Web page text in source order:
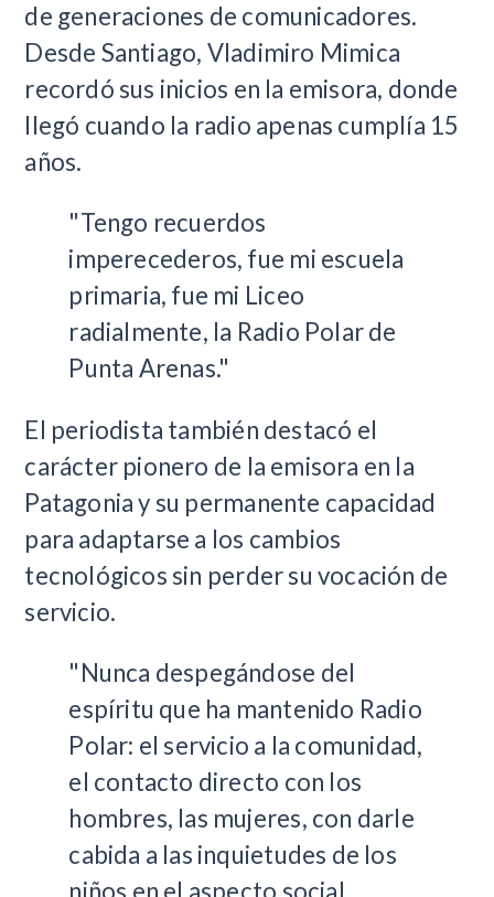
de generaciones de comunicadores.
Desde Santiago, Vladimiro Mimica
recordó sus inicios en la emisora, donde
llegó cuando la radio apenas cumplía 15
años.
"Tengo recuerdos
imperecederos, fue mi escuela
primaria, fue mi Liceo
radialmente, la Radio Polar de
Punta Arenas."
El periodista también destacó el
carácter pionero de la emisora en la
Patagonia y su permanente capacidad
para adaptarse a los cambios
tecnológicos sin perder su vocación de
servicio.
"Nunca despegándose del
espíritu que ha mantenido Radio
Polar: el servicio a la comunidad,
el contacto directo con los
hombres, las mujeres, con darle
cabida a las inquietudes de los
niños en el aspecto social,